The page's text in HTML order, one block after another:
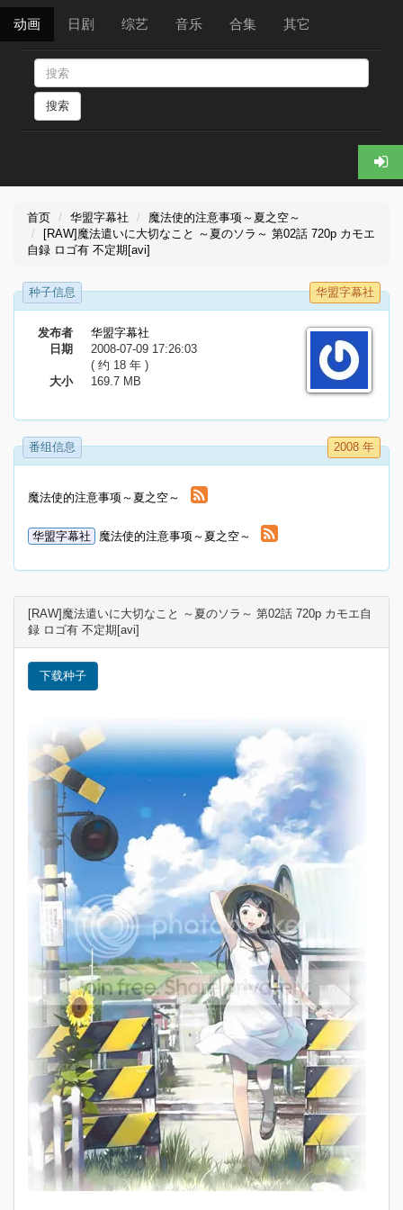
动画 日剧 综艺 音乐 合集 其它
搜索
首页 华盟字幕社
魔法使的注意事项～夏之空～
[RAW]魔法遣いに大切なこと ～夏のソラ～ 第02話 720p カモエ
自録 ロゴ有 不定期[avi]
种子信息 华盟字幕社
发布者
华盟字幕社
日期
2008-07-09 17:26:03
( 约 18 年 )
大小
169.7 MB
番组信息 2008 年
魔法使的注意事项～夏之空～
华盟字幕社 魔法使的注意事项～夏之空～
[RAW]魔法遣いに大切なこと ～夏のソラ～ 第02話 720p カモエ自
録 ロゴ有 不定期[avi]
下载种子